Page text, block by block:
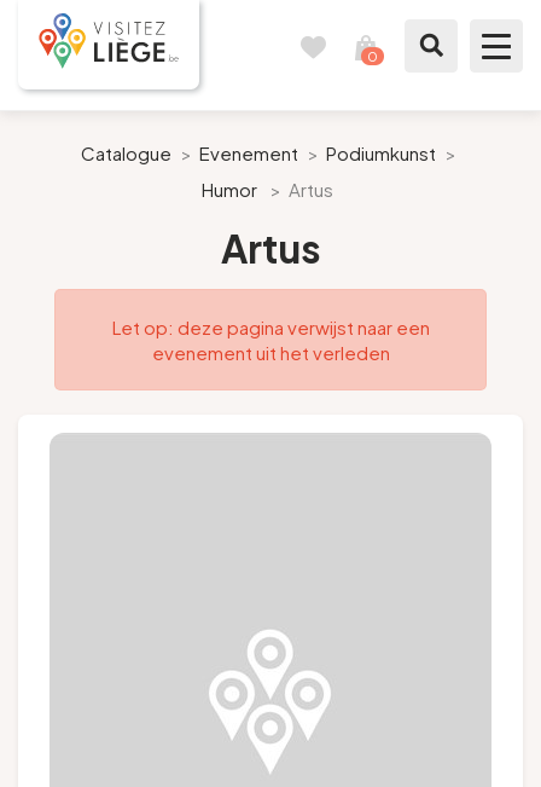
0
Bereid mijn verblijf voor
Onze suggesties
Pays de Liège
Volg ons
Catalogue > Evenement > Podiumkunst >
Humor
> Artus
Artus
Let op: deze pagina verwijst naar een
evenement uit het verleden